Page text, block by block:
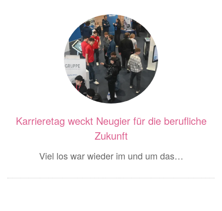
Karrieretag weckt Neugier für die berufliche
Zukunft
Viel los war wieder im und um das…